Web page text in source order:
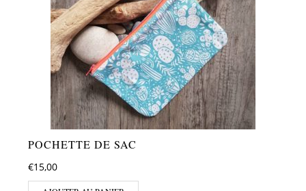
POCHETTE DE SAC
€15,00